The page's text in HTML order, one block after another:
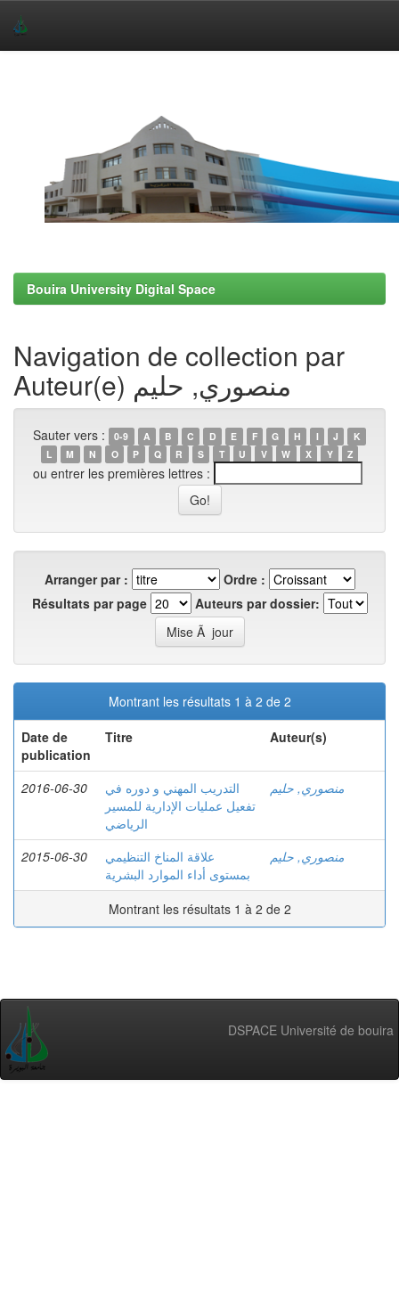
Bouira University Digital Space
Navigation de collection par
Auteur(e) منصوري, حليم
Sauter vers : 0-9 A B C D E F G H I J
K
L
M N O P Q R S T U V W X Y Z
ou entrer les premières lettres :
Arranger par :
Ordre :
Résultats par page
Auteurs par dossier:
Montrant les résultats 1 à 2 de 2
Date de
publication
Titre Auteur(s)
2016-06-30
التدريب المهني و دوره في
تفعيل عمليات الإدارية للمسير
الرياضي
منصوري, حليم
2015-06-30
علاقة المناخ التنظيمي
بمستوى أداء الموارد البشرية
منصوري, حليم
Montrant les résultats 1 à 2 de 2
DSPACE Université de bouira